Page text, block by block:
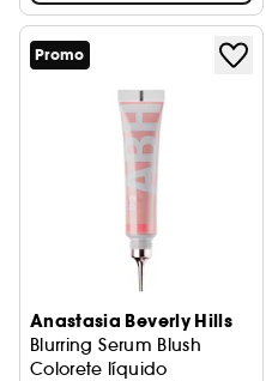
Promo
Anastasia Beverly Hills
Blurring Serum Blush
Colorete líquido